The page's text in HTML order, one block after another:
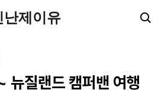
난제이유
뉴질랜드 캠퍼밴 여행